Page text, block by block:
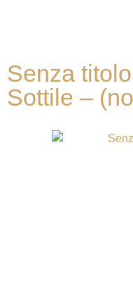
Senza
Sottile –